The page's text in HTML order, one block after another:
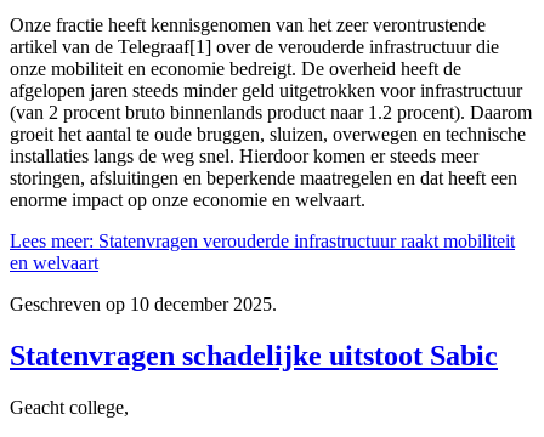
Onze fractie heeft kennisgenomen van het zeer verontrustende
artikel van de Telegraaf[1] over de verouderde infrastructuur die
onze mobiliteit en economie bedreigt. De overheid heeft de
afgelopen jaren steeds minder geld uitgetrokken voor infrastructuur
(van 2 procent bruto binnenlands product naar 1.2 procent). Daarom
groeit het aantal te oude bruggen, sluizen, overwegen en technische
installaties langs de weg snel. Hierdoor komen er steeds meer
storingen, afsluitingen en beperkende maatregelen en dat heeft een
enorme impact op onze economie en welvaart.
Lees meer: Statenvragen verouderde infrastructuur raakt mobiliteit
en welvaart
Geschreven op 10 december 2025.
Statenvragen schadelijke uitstoot Sabic
Geacht college,